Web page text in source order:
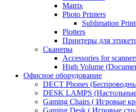
Matrix
Photo Printers
Sublimation
Plotters
Принтеры для
Сканеры
Accessories for
High Volume
Офисное оборудование
DECT Phones
DESK LAMPS
Gaming Chairs ( Игровые
Gaming Desk ( Игровые